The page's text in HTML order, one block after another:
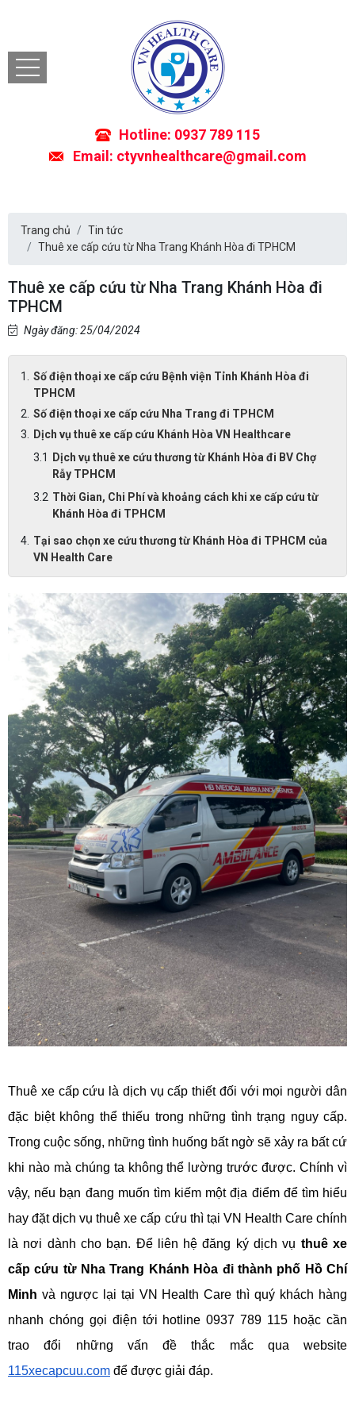
Hotline: 0937 789 115
Email: ctyvnhealthcare@gmail.com
Trang chủ
Tin tức
Thuê xe cấp cứu từ Nha Trang Khánh Hòa đi TPHCM
Thuê xe cấp cứu từ Nha Trang Khánh Hòa đi
TPHCM
Ngày đăng: 25/04/2024
Số điện thoại xe cấp cứu Bệnh viện Tỉnh Khánh Hòa đi
TPHCM
Số điện thoại xe cấp cứu Nha Trang đi TPHCM
Dịch vụ thuê xe cấp cứu Khánh Hòa VN Healthcare
Dịch vụ thuê xe cứu thương từ Khánh Hòa đi BV Chợ
Rẫy TPHCM
Thời Gian, Chi Phí và khoảng cách khi xe cấp cứu từ
Khánh Hòa đi TPHCM
Tại sao chọn xe cứu thương từ Khánh Hòa đi TPHCM của
VN Health Care
Thuê xe cấp cứu là dịch vụ cấp thiết đối với mọi người dân
đặc biệt không thể thiếu trong những tình trạng nguy cấp.
Trong cuộc sống, những tình huống bất ngờ sẽ xảy ra bất cứ
khi nào mà chúng ta không thể lường trước được. Chính vì
vậy, nếu bạn đang muốn tìm kiếm một địa điểm để tìm hiểu
hay đặt dịch vụ thuê xe cấp cứu thì tại VN Health Care chính
là nơi dành cho bạn. Để liên hệ đăng ký dịch vụ thuê xe
cấp cứu từ Nha Trang Khánh Hòa đi thành phố Hồ Chí
Minh và ngược lại tại VN Health Care thì quý khách hàng
nhanh chóng gọi điện tới hotline 0937 789 115 hoặc cần
115xecapcuu.com để được giải đáp.